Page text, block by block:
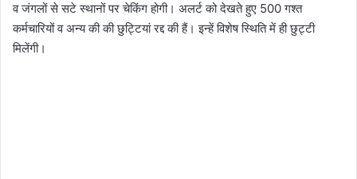
व जंगलों से सटे स्थानों पर चेकिंग होगी। अलर्ट को देखते हुए 500 गश्त
कर्मचारियों व अन्य की की छुट्टियां रद्द की हैं। इन्हें विशेष स्थिति में ही छुट्टी
मिलेंगी।